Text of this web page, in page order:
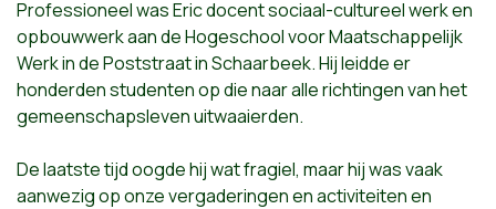
Professioneel was Eric docent sociaal-cultureel werk en
opbouwwerk aan de Hogeschool voor Maatschappelijk
Werk in de Poststraat in Schaarbeek. Hij leidde er
honderden studenten op die naar alle richtingen van het
gemeenschapsleven uitwaaierden.
De laatste tijd oogde hij wat fragiel, maar hij was vaak
aanwezig op onze vergaderingen en activiteiten en